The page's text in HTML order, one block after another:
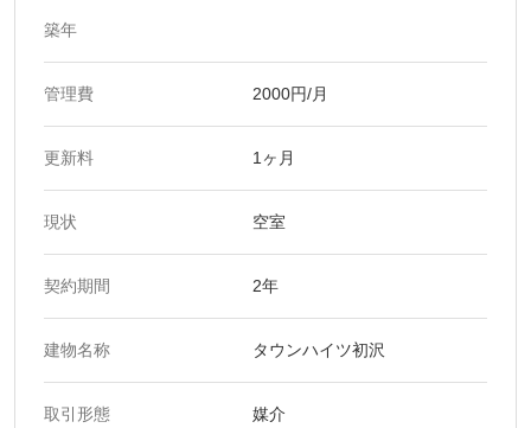
築年
管理費 2000円/月
更新料 1ヶ月
現状 空室
契約期間 2年
建物名称 タウンハイツ初沢
取引形態 媒介